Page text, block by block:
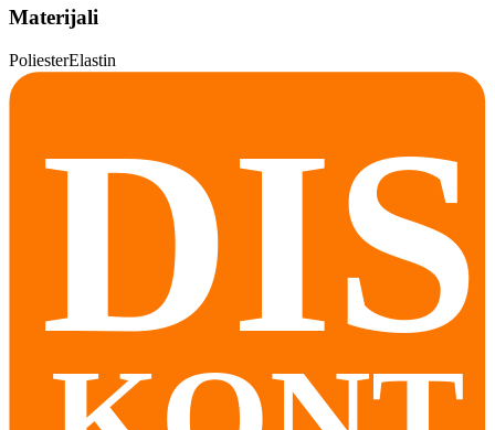
Materijali
PoliesterElastin